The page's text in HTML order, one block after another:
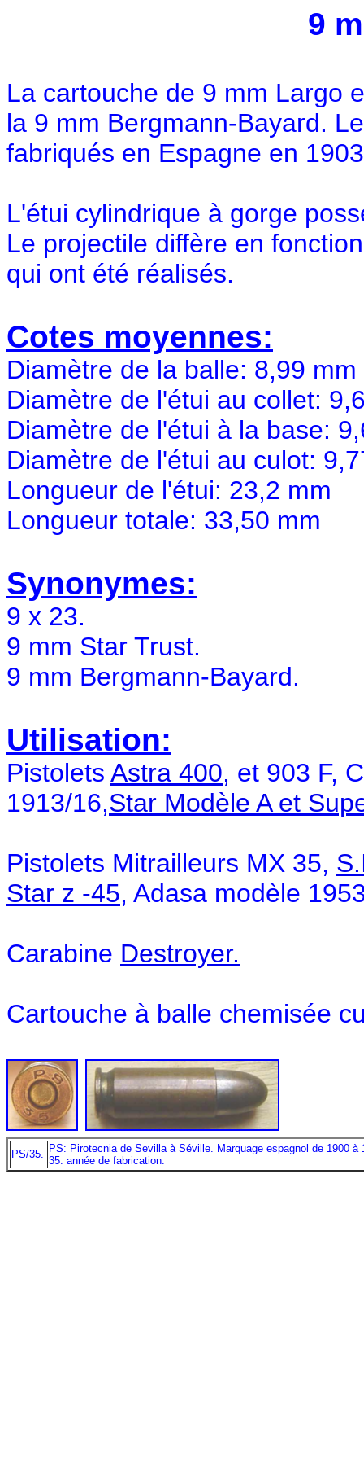
9
La cartouche de 9 mm Largo
la 9 mm Bergmann-Bayard.
fabriqués en Espagne en
L'étui cylindrique à gorge
Le projectile diffère en
qui ont été réalisés.
Cotes moyennes:
Diamètre de la balle: 8,99 mm
Diamètre de l'étui au collet:
Diamètre de l'étui à la base:
Diamètre de l'étui au culot:
Longueur de l'étui: 23,2 mm
Longueur totale: 33,50 mm
Synonymes:
9 x 23.
9 mm Star Trust.
9 mm Bergmann-Bayard.
Utilisation:
Pistolets Astra 400, et 903 F,
1913/16,Star Modèle A et
Pistolets Mitrailleurs MX 35,
Star z -45, Adasa modèle
Carabine Destroyer.
Cartouche à balle chemisée
PS/35. PS: Pirotecnia de Sevilla à Séville. Marquage espagnol de 1900 à
35: année de fabrication.